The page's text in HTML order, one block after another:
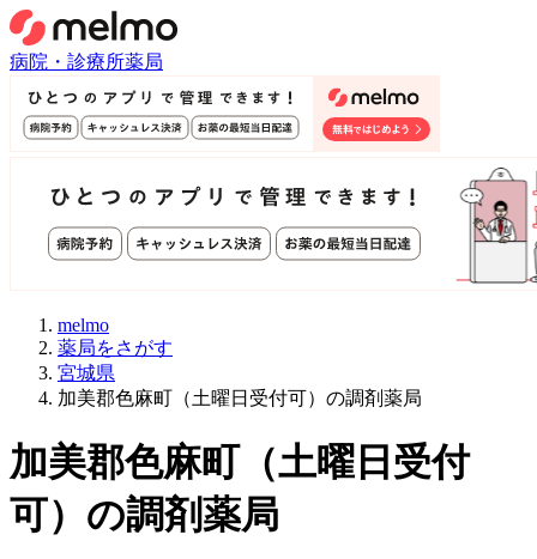
病院・診療所薬局
melmo
薬局をさがす
宮城県
加美郡色麻町（土曜日受付可）の調剤薬局
加美郡色麻町（土曜日受付
可） の調剤薬局